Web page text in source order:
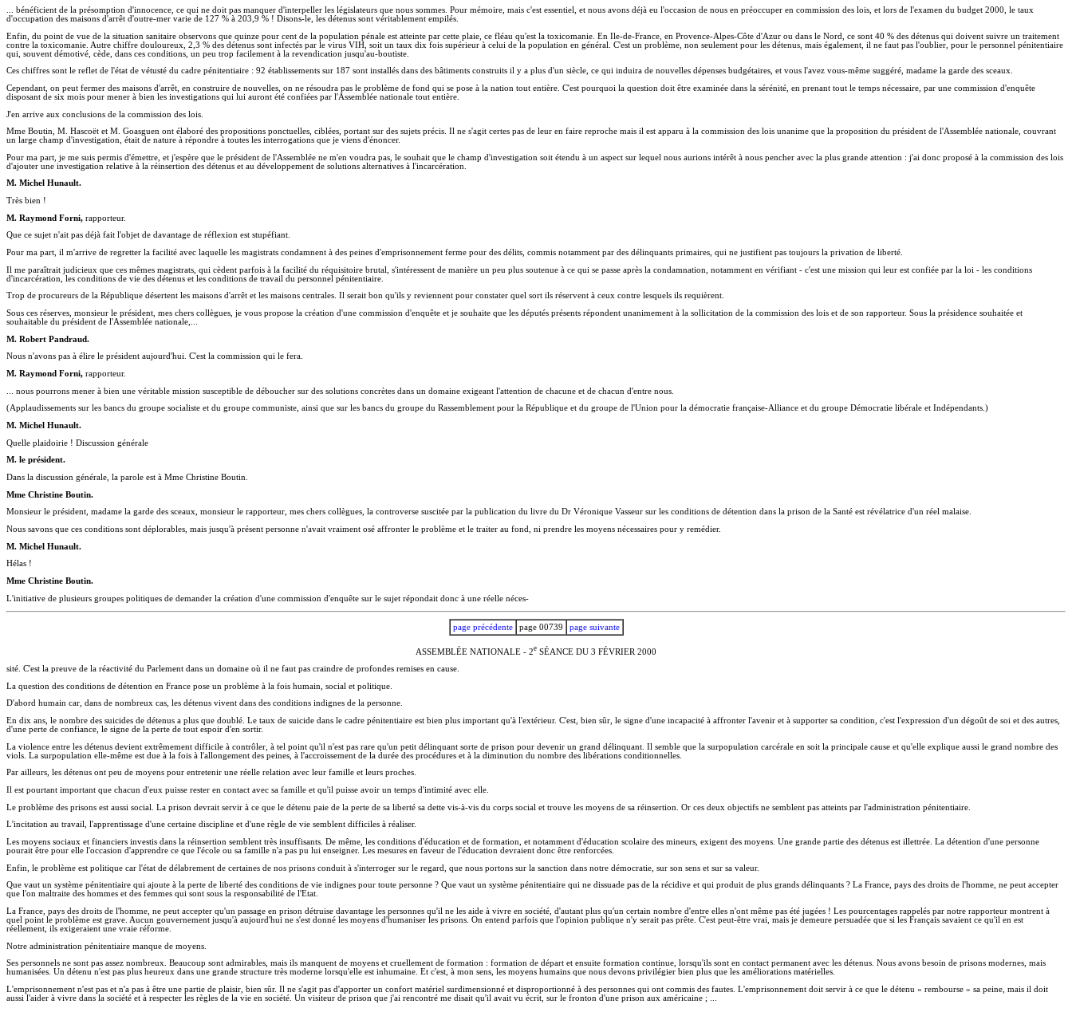
... bénéficient de la présomption d'innocence, ce qui ne doit pas manquer d'interpeller les législateurs que nous sommes. Pour mémoire, mais c'est essentiel, et nous avons déjà eu l'occasion de nous en préoccuper en commission des lois, et lors de l'examen du budget 2000, le taux
d'occupation des maisons d'arrêt d'outre-mer varie de 127 % à 203,9 % ! Disons-le, les détenus sont véritablement empilés.
Enfin, du point de vue de la situation sanitaire observons que quinze pour cent de la population pénale est atteinte par cette plaie, ce fléau qu'est la toxicomanie. En Ile-de-France, en Provence-Alpes-Côte d'Azur ou dans le Nord, ce sont 40 % des détenus qui doivent suivre un traitement
contre la toxicomanie. Autre chiffre douloureux, 2,3 % des détenus sont infectés par le virus VIH, soit un taux dix fois supérieur à celui de la population en général. C'est un problème, non seulement pour les détenus, mais également, il ne faut pas l'oublier, pour le personnel pénitentiaire
qui, souvent démotivé, cède, dans ces conditions, un peu trop facilement à la revendication jusqu'au-boutiste.
Ces chiffres sont le reflet de l'état de vétusté du cadre pénitentiaire : 92 établissements sur 187 sont installés dans des bâtiments construits il y a plus d'un siècle, ce qui induira de nouvelles dépenses budgétaires, et vous l'avez vous-même suggéré, madame la garde des sceaux.
Cependant, on peut fermer des maisons d'arrêt, en construire de nouvelles, on ne résoudra pas le problème de fond qui se pose à la nation tout entière. C'est pourquoi la question doit être examinée dans la sérénité, en prenant tout le temps nécessaire, par une commission d'enquête
disposant de six mois pour mener à bien les investigations qui lui auront été confiées par l'Assemblée nationale tout entière.
J'en arrive aux conclusions de la commission des lois.
Mme Boutin, M. Hascoët et M. Goasguen ont élaboré des propositions ponctuelles, ciblées, portant sur des sujets précis. Il ne s'agit certes pas de leur en faire reproche mais il est apparu à la commission des lois unanime que la proposition du président de l'Assemblée nationale, couvrant
un large champ d'investigation, était de nature à répondre à toutes les interrogations que je viens d'énoncer.
Pour ma part, je me suis permis d'émettre, et j'espère que le président de l'Assemblée ne m'en voudra pas, le souhait que le champ d'investigation soit étendu à un aspect sur lequel nous aurions intérêt à nous pencher avec la plus grande attention : j'ai donc proposé à la commission des lois
d'ajouter une investigation relative à la réinsertion des détenus et au développement de solutions alternatives à l'incarcération.
M. Michel Hunault.
Très bien !
M. Raymond Forni, rapporteur.
Que ce sujet n'ait pas déjà fait l'objet de davantage de réflexion est stupéfiant.
Pour ma part, il m'arrive de regretter la facilité avec laquelle les magistrats condamnent à des peines d'emprisonnement ferme pour des délits, commis notamment par des délinquants primaires, qui ne justifient pas toujours la privation de liberté.
Il me paraîtrait judicieux que ces mêmes magistrats, qui cèdent parfois à la facilité du réquisitoire brutal, s'intéressent de manière un peu plus soutenue à ce qui se passe après la condamnation, notamment en vérifiant - c'est une mission qui leur est confiée par la loi - les conditions
d'incarcération, les conditions de vie des détenus et les conditions de travail du personnel pénitentiaire.
Trop de procureurs de la République désertent les maisons d'arrêt et les maisons centrales. Il serait bon qu'ils y reviennent pour constater quel sort ils réservent à ceux contre lesquels ils requièrent.
Sous ces réserves, monsieur le président, mes chers collègues, je vous propose la création d'une commission d'enquête et je souhaite que les députés présents répondent unanimement à la sollicitation de la commission des lois et de son rapporteur. Sous la présidence souhaitée et
souhaitable du président de l'Assemblée nationale,...
M. Robert Pandraud.
Nous n'avons pas à élire le président aujourd'hui. C'est la commission qui le fera.
M. Raymond Forni, rapporteur.
... nous pourrons mener à bien une véritable mission susceptible de déboucher sur des solutions concrètes dans un domaine exigeant l'attention de chacune et de chacun d'entre nous.
(Applaudissements sur les bancs du groupe socialiste et du groupe communiste, ainsi que sur les bancs du groupe du Rassemblement pour la République et du groupe de l'Union pour la démocratie française-Alliance et du groupe Démocratie libérale et Indépendants.)
M. Michel Hunault.
Quelle plaidoirie ! Discussion générale
M. le président.
Dans la discussion générale, la parole est à Mme Christine Boutin.
Mme Christine Boutin.
Monsieur le président, madame la garde des sceaux, monsieur le rapporteur, mes chers collègues, la controverse suscitée par la publication du livre du Dr Véronique Vasseur sur les conditions de détention dans la prison de la Santé est révélatrice d'un réel malaise.
Nous savons que ces conditions sont déplorables, mais jusqu'à présent personne n'avait vraiment osé affronter le problème et le traiter au fond, ni prendre les moyens nécessaires pour y remédier.
M. Michel Hunault.
Hélas !
Mme Christine Boutin.
L'initiative de plusieurs groupes politiques de demander la création d'une commission d'enquête sur le sujet répondait donc à une réelle néces-
page précédente page 00739 page suivante
ASSEMBLÉE NATIONALE - 2e SÉANCE DU 3 FÉVRIER 2000
sité. C'est la preuve de la réactivité du Parlement dans un domaine où il ne faut pas craindre de profondes remises en cause.
La question des conditions de détention en France pose un problème à la fois humain, social et politique.
D'abord humain car, dans de nombreux cas, les détenus vivent dans des conditions indignes de la personne.
En dix ans, le nombre des suicides de détenus a plus que doublé. Le taux de suicide dans le cadre pénitentiaire est bien plus important qu'à l'extérieur. C'est, bien sûr, le signe d'une incapacité à affronter l'avenir et à supporter sa condition, c'est l'expression d'un dégoût de soi et des autres,
d'une perte de confiance, le signe de la perte de tout espoir d'en sortir.
La violence entre les détenus devient extrêmement difficile à contrôler, à tel point qu'il n'est pas rare qu'un petit délinquant sorte de prison pour devenir un grand délinquant. Il semble que la surpopulation carcérale en soit la principale cause et qu'elle explique aussi le grand nombre des
viols. La surpopulation elle-même est due à la fois à l'allongement des peines, à l'accroissement de la durée des procédures et à la diminution du nombre des libérations conditionnelles.
Par ailleurs, les détenus ont peu de moyens pour entretenir une réelle relation avec leur famille et leurs proches.
Il est pourtant important que chacun d'eux puisse rester en contact avec sa famille et qu'il puisse avoir un temps d'intimité avec elle.
Le problème des prisons est aussi social. La prison devrait servir à ce que le détenu paie de la perte de sa liberté sa dette vis-à-vis du corps social et trouve les moyens de sa réinsertion. Or ces deux objectifs ne semblent pas atteints par l'administration pénitentiaire.
L'incitation au travail, l'apprentissage d'une certaine discipline et d'une règle de vie semblent difficiles à réaliser.
Les moyens sociaux et financiers investis dans la réinsertion semblent très insuffisants. De même, les conditions d'éducation et de formation, et notamment d'éducation scolaire des mineurs, exigent des moyens. Une grande partie des détenus est illettrée. La détention d'une personne
pourait être pour elle l'occasion d'apprendre ce que l'école ou sa famille n'a pas pu lui enseigner. Les mesures en faveur de l'éducation devraient donc être renforcées.
Enfin, le problème est politique car l'état de délabrement de certaines de nos prisons conduit à s'interroger sur le regard, que nous portons sur la sanction dans notre démocratie, sur son sens et sur sa valeur.
Que vaut un système pénitentiaire qui ajoute à la perte de liberté des conditions de vie indignes pour toute personne ? Que vaut un système pénitentiaire qui ne dissuade pas de la récidive et qui produit de plus grands délinquants ? La France, pays des droits de l'homme, ne peut accepter
que l'on maltraite des hommes et des femmes qui sont sous la responsabilité de l'Etat.
La France, pays des droits de l'homme, ne peut accepter qu'un passage en prison détruise davantage les personnes qu'il ne les aide à vivre en société, d'autant plus qu'un certain nombre d'entre elles n'ont même pas été jugées ! Les pourcentages rappelés par notre rapporteur montrent à
quel point le problème est grave. Aucun gouvernement jusqu'à aujourd'hui ne s'est donné les moyens d'humaniser les prisons. On entend parfois que l'opinion publique n'y serait pas prête. C'est peut-être vrai, mais je demeure persuadée que si les Français savaient ce qu'il en est
réellement, ils exigeraient une vraie réforme.
Notre administration pénitentiaire manque de moyens.
Ses personnels ne sont pas assez nombreux. Beaucoup sont admirables, mais ils manquent de moyens et cruellement de formation : formation de départ et ensuite formation continue, lorsqu'ils sont en contact permanent avec les détenus. Nous avons besoin de prisons modernes, mais
humanisées. Un détenu n'est pas plus heureux dans une grande structure très moderne lorsqu'elle est inhumaine. Et c'est, à mon sens, les moyens humains que nous devons privilégier bien plus que les améliorations matérielles.
L'emprisonnement n'est pas et n'a pas à être une partie de plaisir, bien sûr. Il ne s'agit pas d'apporter un confort matériel surdimensionné et disproportionné à des personnes qui ont commis des fautes. L'emprisonnement doit servir à ce que le détenu « rembourse » sa peine, mais il doit
aussi l'aider à vivre dans la société et à respecter les règles de la vie en société. Un visiteur de prison que j'ai rencontré me disait qu'il avait vu écrit, sur le fronton d'une prison aux américaine ; ...